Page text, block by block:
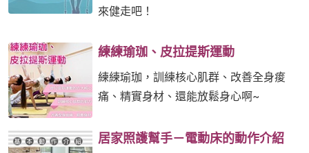
來健走吧！
練練瑜珈、皮拉提斯運動
練練瑜珈，訓練核心肌群、改善全身痠
痛、精實身材、還能放鬆身心啊~
居家照護幫手－電動床的動作介紹